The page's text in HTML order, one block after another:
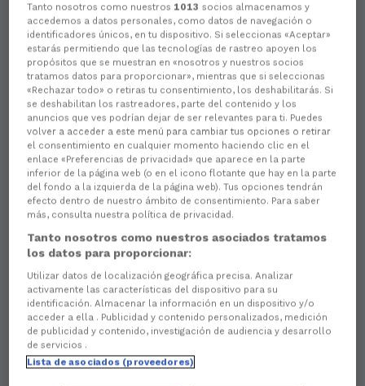
There are no reactions yet. Be the first!
Veciños da instalación e aliados estratéxicos,
Be One
e Racing Club Ferrolcomparten, dende hai anos,
sinerxíasque permitiron a ambos establecer unha
estreita relación
apoio incondicional da firma ao deporte local,
Tanto nosotros como nuestros 1013 socios almacenamos y
accedemos a datos personales, como datos de navegación o
identificadores únicos, en tu dispositivo. Si seleccionas «Aceptar»
estarás permitiendo que las tecnologías de rastreo apoyen los
propósitos que se muestran en «nosotros y nuestros socios
tratamos datos para proporcionar», mientras que si seleccionas
«Rechazar todo» o retiras tu consentimiento, los deshabilitarás. Si
se deshabilitan los rastreadores, parte del contenido y los
anuncios que ves podrían dejar de ser relevantes para ti. Puedes
volver a acceder a este menú para cambiar tus opciones o retirar
el consentimiento en cualquier momento haciendo clic en el
enlace «Preferencias de privacidad» que aparece en la parte
inferior de la página web (o en el icono flotante que hay en la parte
del fondo a la izquierda de la página web). Tus opciones tendrán
efecto dentro de nuestro ámbito de consentimiento. Para saber
más, consulta nuestra política de privacidad.
Tanto nosotros como nuestros asociados tratamos
los datos para proporcionar:
Utilizar datos de localización geográfica precisa. Analizar
activamente las características del dispositivo para su
identificación. Almacenar la información en un dispositivo y/o
acceder a ella . Publicidad y contenido personalizados, medición
de publicidad y contenido, investigación de audiencia y desarrollo
de servicios .
Lista de asociados (proveedores)